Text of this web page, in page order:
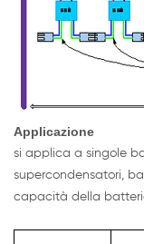
Applicazione
si applica a singole
supercondensatori,
capacità della